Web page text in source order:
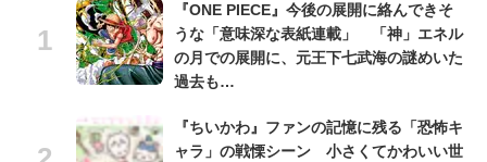
『ONE PIECE』今後の展開に絡んできそ
うな「意味深な表紙連載」 「神」エネル
の月での展開に、元王下七武海の謎めいた
過去も…
『ちいかわ』ファンの記憶に残る「恐怖キ
ャラ」の戦慄シーン 小さくてかわいい世